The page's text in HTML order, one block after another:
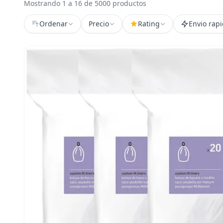
Mostrando 1 a 16 de 5000 productos
Ordenar Precio Rating Envio